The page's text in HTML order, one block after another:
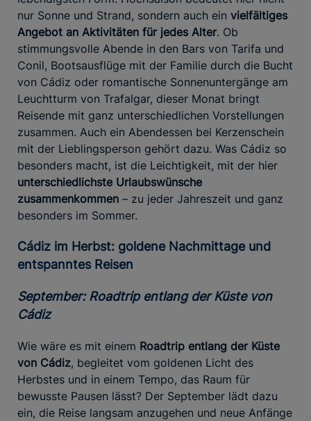
nur Sonne und Strand, sondern auch ein vielfältiges
Angebot an Aktivitäten für jedes Alter. Ob
stimmungsvolle Abende in den Bars von Tarifa und
Conil, Bootsausflüge mit der Familie durch die Bucht
von Cádiz oder romantische Sonnenuntergänge am
Leuchtturm von Trafalgar, dieser Monat bringt
Reisende mit ganz unterschiedlichen Vorstellungen
zusammen. Auch ein Abendessen bei Kerzenschein
mit der Lieblingsperson gehört dazu. Was Cádiz so
besonders macht, ist die Leichtigkeit, mit der hier
unterschiedlichste Urlaubswünsche
zusammenkommen – zu jeder Jahreszeit und ganz
besonders im Sommer.
Cádiz im Herbst: goldene Nachmittage und
entspanntes Reisen
September: Roadtrip entlang der Küste von
Cádiz
Wie wäre es mit einem Roadtrip entlang der Küste
von Cádiz, begleitet vom goldenen Licht des
Herbstes und in einem Tempo, das Raum für
bewusste Pausen lässt? Der September lädt dazu
ein, die Reise langsam anzugehen und neue Anfänge